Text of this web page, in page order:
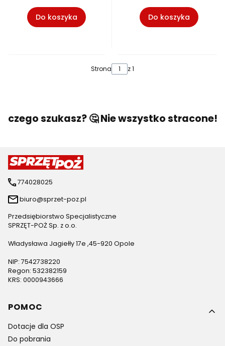
Do koszyka Do koszyka
Strona z 1
szukasz? 🤔 Nie wszystko stracone!
774028025
biuro@sprzet-poz.pl
Przedsiębiorstwo Specjalistyczne
SPRZĘT-POŻ Sp. z o.o.
Władysława Jagiełły 17e ,45-920 Opole
NIP: 7542738220
Regon: 532382159
KRS: 0000943666
Linki w stopce
POMOC
Dotacje dla OSP
Do pobrania